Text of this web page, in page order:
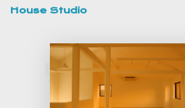
House Studio